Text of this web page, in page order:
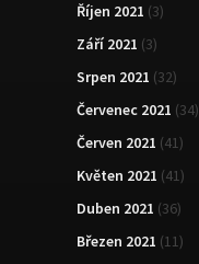
Říjen 2021 (3)
Září 2021 (3)
Srpen 2021 (32)
Červenec 2021 (34)
Červen 2021 (41)
Květen 2021 (41)
Duben 2021 (36)
Březen 2021 (11)